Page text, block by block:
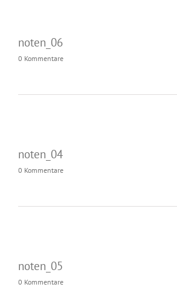
noten_06
0 Kommentare
noten_04
0 Kommentare
noten_05
0 Kommentare